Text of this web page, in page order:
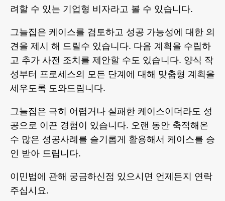
려할 수 있는 기업형 비자라고 볼 수 있습니다.
그늘집은 케이스를 검토하고 성공 가능성에 대한 의
견을 제시 해 드릴수 있습니다. 다음 계획을 수립하
고 추가 사전 조치를 제안할 수도 있습니다. 양식 작
성부터 프로세스의 모든 단계에 대해 맞춤형 계획을
세우도록 도와드립니다.
그늘집은 극히 어렵거나 실패한 케이스이더라도 성
공으로 이끈 경험이 있습니다. 오랜 동안 축적해온
수 많은 성공사례를 슬기롭게 활용해서 케이스를 승
인 받아 드립니다.
이민법에 관해 궁금하신점 있으시면 언제든지 연락
주십시요.